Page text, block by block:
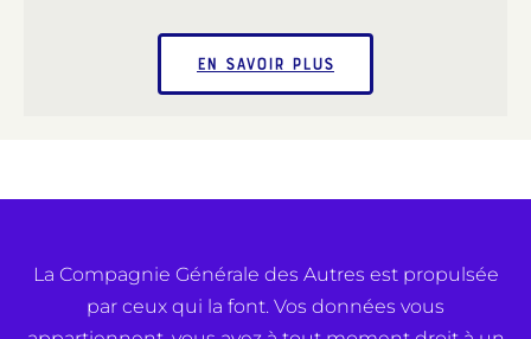
En savoir plus
La Compagnie Générale des Autres est propulsée
par ceux qui la font. Vos données vous